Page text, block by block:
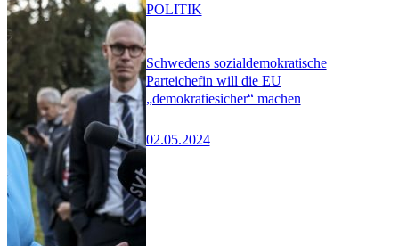
Schwedens sozialdemokratische
Parteichefin will die EU
„demokratiesicher“ machen
02.05.2024
POLITIK